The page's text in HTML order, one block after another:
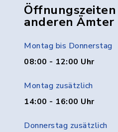
anderen Ämter
Montag bis Donnerstag
08:00 - 12:00 Uhr
Montag zusätzlich
14:00 - 16:00 Uhr
Donnerstag zusätzlich